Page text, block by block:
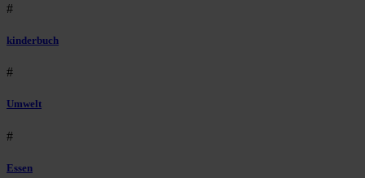
#
kinderbuch
#
Umwelt
#
Essen